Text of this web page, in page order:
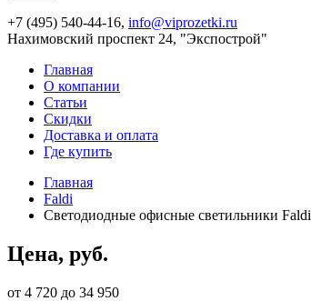
+7 (495) 540-44-16, info@viprozetki.ru
Нахимовский проспект 24, "Экспострой"
Главная
О компании
Статьи
Скидки
Доставка и оплата
Где купить
Главная
Faldi
Светодиодные офисные светильники Faldi
Цена, руб.
от 4 720 до 34 950